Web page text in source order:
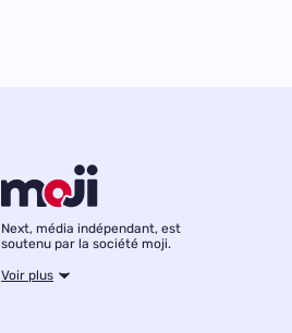
Next, média indépendant, est
soutenu par la société moji.
Voir plus